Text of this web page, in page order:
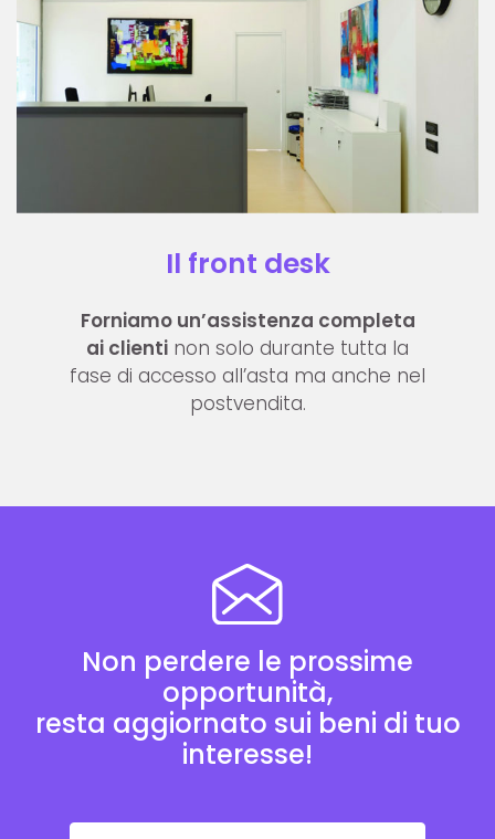
Il front desk
Forniamo un’assistenza completa
ai clienti non solo durante tutta la
fase di accesso all’asta ma anche nel
postvendita.
Non perdere le prossime
opportunità,
resta aggiornato sui beni di tuo
interesse!